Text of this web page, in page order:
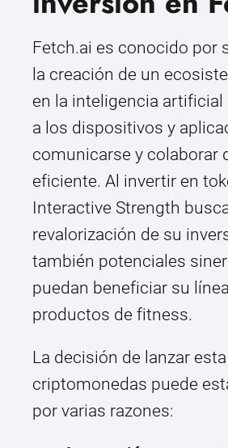
Fetch.ai es conocido por
la creación de un
en la inteligencia artificial
a los dispositivos y
comunicarse y colaborar
eficiente. Al invertir en
Interactive Strength
revalorización de su
también potenciales
puedan beneficiar su
productos de fitness.
La decisión de lanzar
criptomonedas puede
por varias razones: